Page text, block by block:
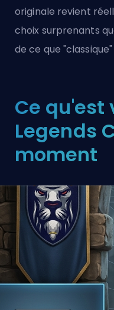
originale revient
choix surprenants
de ce que
Ce qu'est
Legends
moment